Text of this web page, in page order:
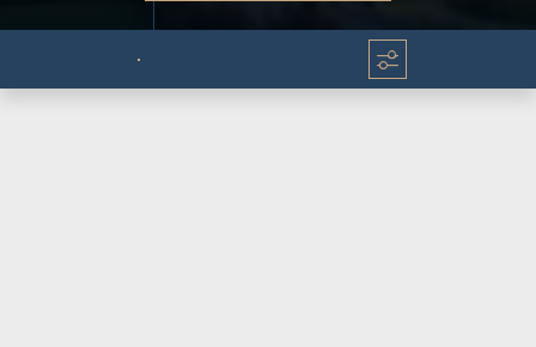
Chargement...